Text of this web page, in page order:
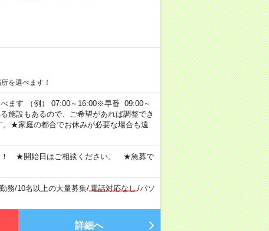
を選べます！
ます （例） 07:00～16:00※早番 09:00～
設もあるので、ご希望があれば調整でき
★家庭の都合でお休みが必要な場合も遠
！ ★開始日はご相談ください。 ★急募で
務/10名以上の大量募集/電話対応なし/パソ
詳細へ